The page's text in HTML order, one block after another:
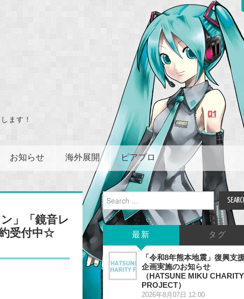
ます！
お知らせ 海外展開 ピアプロ
」「鏡音レ
受付中☆
Search
for:
最新 タグ
「令和8年熊本地震」復興支
企画実施のお知らせ
（HATSUNE MIKU CHARITY
PROJECT）
2026年8月07日 12:00